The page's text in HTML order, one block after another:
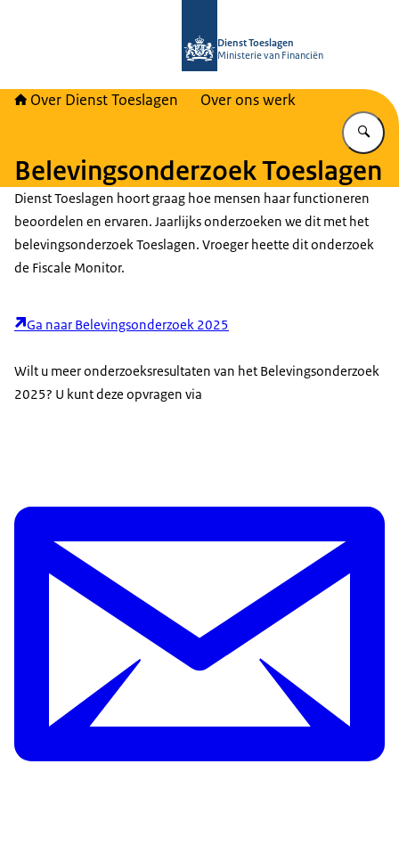
Dienst Toeslagen
Ministerie van Financiën
Over Dienst Toeslagen Over ons werk
Belevingsonderzoek Toeslagen
Dienst Toeslagen hoort graag hoe mensen haar functioneren
beoordelen en ervaren. Jaarlijks onderzoeken we dit met het
belevingsonderzoek Toeslagen. Vroeger heette dit onderzoek
de Fiscale Monitor.
Ga naar Belevingsonderzoek 2025
Wilt u meer onderzoeksresultaten van het Belevingsonderzoek
2025? U kunt deze opvragen via